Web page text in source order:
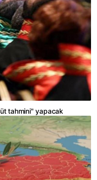
tahmini" yapacak